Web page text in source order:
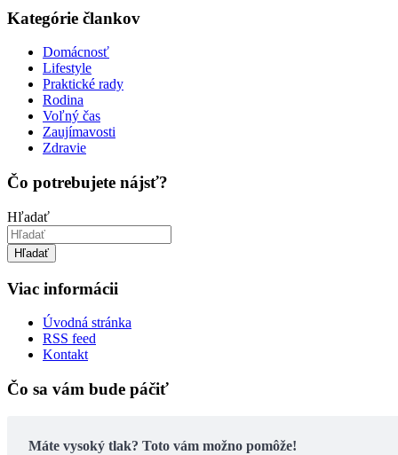
Kategórie člankov
Domácnosť
Lifestyle
Praktické rady
Rodina
Voľný čas
Zaujímavosti
Zdravie
Čo potrebujete nájsť?
Hľadať
Hľadať
Viac informácii
Úvodná stránka
RSS feed
Kontakt
Čo sa vám bude páčiť
Máte vysoký tlak? Toto vám možno pomôže!